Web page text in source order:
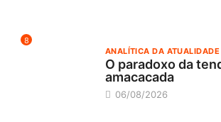
8
ANALÍTICA DA ATUALIDADE
O paradoxo da
amacacada
06/08/2026